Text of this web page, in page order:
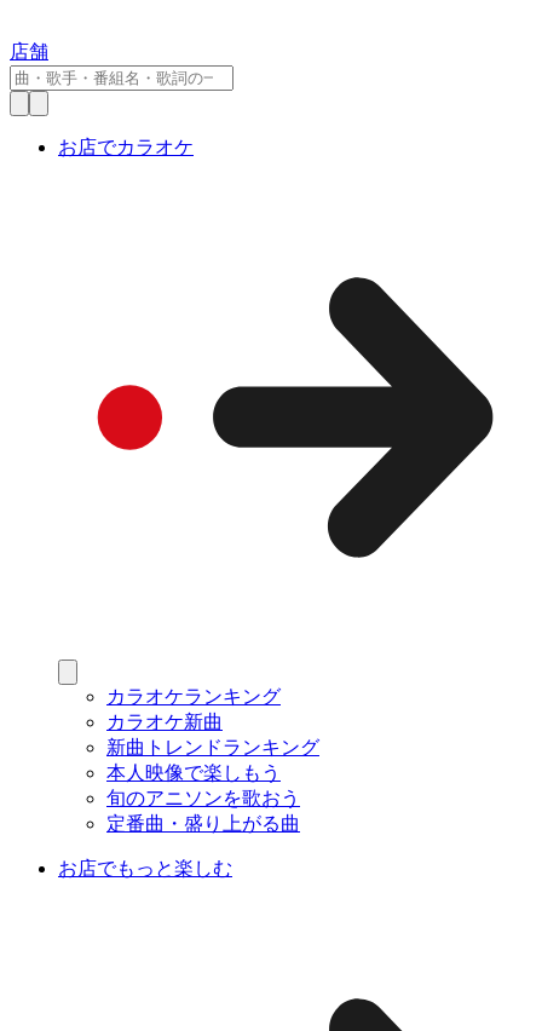
店舗
お店でカラオケ
カラオケランキング
カラオケ新曲
新曲トレンドランキング
本人映像で楽しもう
旬のアニソンを歌おう
定番曲・盛り上がる曲
お店でもっと楽しむ